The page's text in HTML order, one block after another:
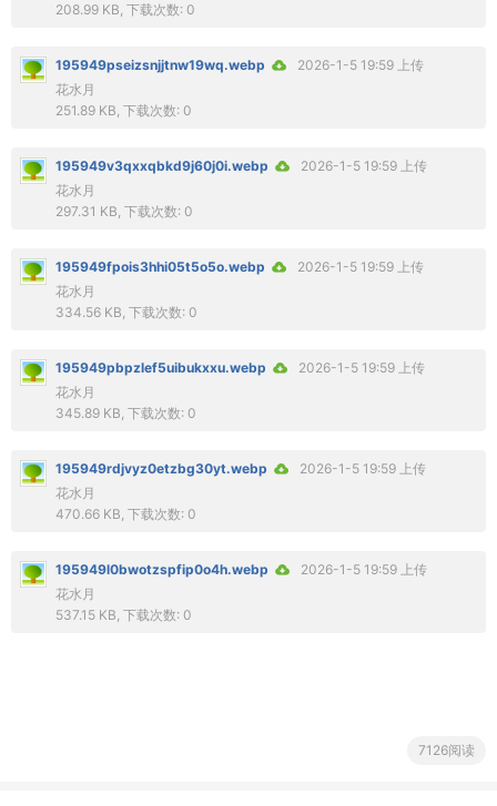
208.99 KB, 下载次数: 0
195949pseizsnjjtnw19wq.webp
2026-1-5 19:59 上传
花水月
251.89 KB, 下载次数: 0
195949v3qxxqbkd9j60j0i.webp
2026-1-5 19:59 上传
花水月
297.31 KB, 下载次数: 0
195949fpois3hhi05t5o5o.webp
2026-1-5 19:59 上传
花水月
334.56 KB, 下载次数: 0
195949pbpzlef5uibukxxu.webp
2026-1-5 19:59 上传
花水月
345.89 KB, 下载次数: 0
195949rdjvyz0etzbg30yt.webp
2026-1-5 19:59 上传
花水月
470.66 KB, 下载次数: 0
195949l0bwotzspfip0o4h.webp
2026-1-5 19:59 上传
花水月
537.15 KB, 下载次数: 0
7126阅读